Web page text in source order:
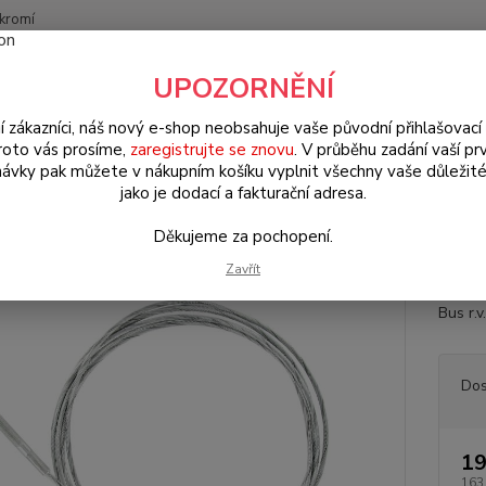
Hledat
Bus Typ 2 (1967 » 79) Lana (Cables) Lano spojky LHD/RHD -
spojky LHD/RHD - Typ 2 (1972
Lano
Bus
163
UPOZORNĚNÍ
zákazníci, náš nový e-shop neobsahuje vaše původní přihlašovací
vás prosíme, zaregistrujte se znovu. V průběhu zadání vaší
pak můžete v nákupním košíku vyplnit všechny vaše
jako je dodací a fakturační adresa.
Děkujeme za pochopení.
Zavřít